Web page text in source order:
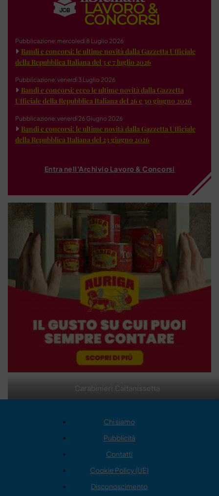
Carabinieri Caltanissetta
Pubblicazione: mercoledì 8 Luglio 2026
Bandi e concorsi: le ultime novità dalla Gazzetta Ufficiale
della Repubblica Italiana del 3 e 7 luglio 2026
Pubblicazione: venerdì 3 Luglio 2026
Bandi e concorsi: ecco le ultime novità dalla Gazzetta
Ufficiale della Repubblica Italiana del 26 e 30 giugno 2026
Pubblicazione: venerdì 26 Giugno 2026
Bandi e concorsi: le ultime novità dalla Gazzetta Ufficiale
della Repubblica Italiana del 23 giugno 2026
Entra nell'Archivio Lavoro & Concorsi
Chi siamo
Pubblicità
Contatti
Cookie Policy (UE)
Disconoscimento